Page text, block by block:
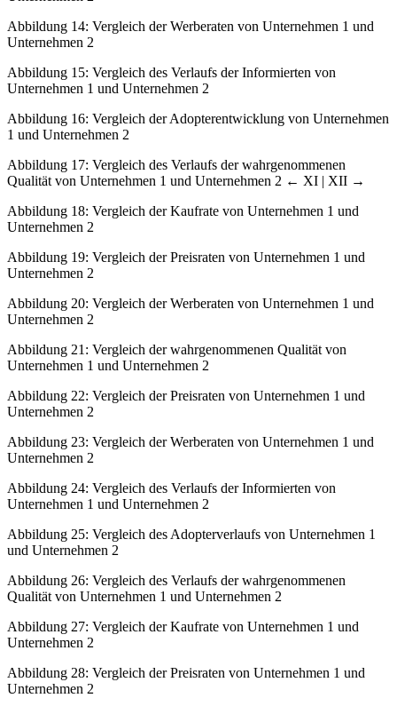
Abbildung 14: Vergleich der Werberaten von Unternehmen 1 und
Unternehmen 2
Abbildung 15: Vergleich des Verlaufs der Informierten von
Unternehmen 1 und Unternehmen 2
Abbildung 16: Vergleich der Adopterentwicklung von Unternehmen
1 und Unternehmen 2
Abbildung 17: Vergleich des Verlaufs der wahrgenommenen
Qualität von Unternehmen 1 und Unternehmen 2 ← XI | XII →
Abbildung 18: Vergleich der Kaufrate von Unternehmen 1 und
Unternehmen 2
Abbildung 19: Vergleich der Preisraten von Unternehmen 1 und
Unternehmen 2
Abbildung 20: Vergleich der Werberaten von Unternehmen 1 und
Unternehmen 2
Abbildung 21: Vergleich der wahrgenommenen Qualität von
Unternehmen 1 und Unternehmen 2
Abbildung 22: Vergleich der Preisraten von Unternehmen 1 und
Unternehmen 2
Abbildung 23: Vergleich der Werberaten von Unternehmen 1 und
Unternehmen 2
Abbildung 24: Vergleich des Verlaufs der Informierten von
Unternehmen 1 und Unternehmen 2
Abbildung 25: Vergleich des Adopterverlaufs von Unternehmen 1
und Unternehmen 2
Abbildung 26: Vergleich des Verlaufs der wahrgenommenen
Qualität von Unternehmen 1 und Unternehmen 2
Abbildung 27: Vergleich der Kaufrate von Unternehmen 1 und
Unternehmen 2
Abbildung 28: Vergleich der Preisraten von Unternehmen 1 und
Unternehmen 2